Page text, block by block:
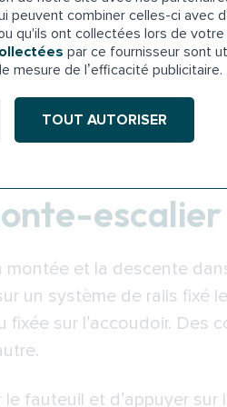
peuvent combiner celles-ci avec
qu'ils ont collectées lors de
par ce fournisseur sont
mesure de l’efficacité publicitaire.
TOUT AUTORISER
technique, mais aussi
contre, il est plus
monte-escalier,
ou accessoires de
escalier
et la descente
un système de rails fixé
sur l’accoudoir. Des
fauteuil et d’appuyer